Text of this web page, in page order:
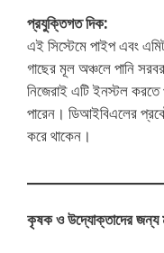
প্রযুক্তিগত দিক:
এই সিস্টেমে পাইপ এবং
গাছের মূল অঞ্চলে পানি
নিজেরাই এটি ইনস্টল করতে
পারেন। ডিআইবিএলের
করে থাকেন।
কৃষক ও উদ্যোক্তাদের জন্য